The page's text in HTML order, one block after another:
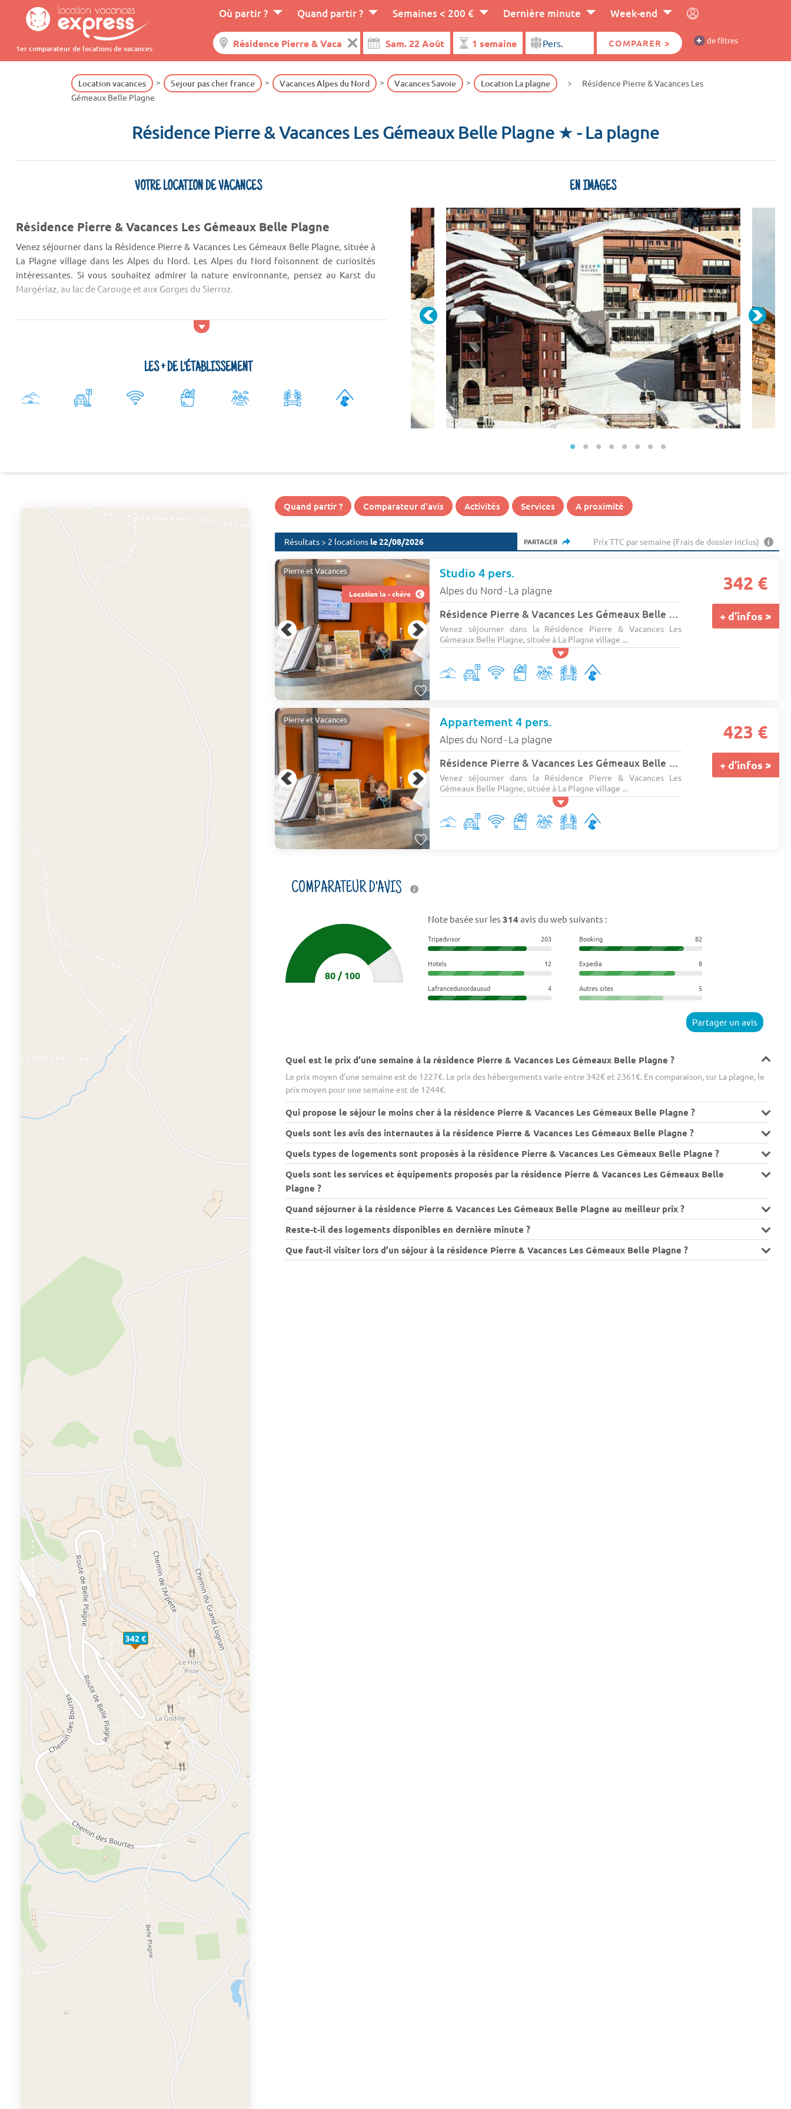
1er comparateur de locations de vacances
Où partir ? Quand partir ? Semaines < 200 € Dernière minute Week-end
COMPARER > + de filtres
Location vacances Sejour pas cher france Vacances Alpes du Nord Vacances Savoie Location La plagne
Résidence Pierre & Vacances Les
Gémeaux Belle Plagne
Résidence Pierre & Vacances Les Gémeaux Belle Plagne ★- La plagne
VOTRE LOCATION DE VACANCES
Résidence Pierre & Vacances Les Gémeaux Belle Plagne
Venez séjourner dans la Résidence Pierre & Vacances Les Gémeaux Belle Plagne, située à
La Plagne village dans les Alpes du Nord. Les Alpes du Nord foisonnent de curiosités
intéressantes. Si vous souhaitez admirer la nature environnante, pensez au Karst du
Margériaz, au lac de Carouge et aux Gorges du Sierroz.
Activités et services
LES + DE L'ÉTABLISSEMENT
EN IMAGES
342 €
Quand partir ? Comparateur d'avis Activités Services A proximité
Résultats > 2 locations le 22/08/2026 PARTAGER Prix TTC par semaine (Frais de dossier inclus)
Location la - chère
Pierre et Vacances Studio 4 pers.
Alpes du Nord - La plagne
Résidence Pierre & Vacances Les Gémeaux Belle Plagne ★★★
Venez séjourner dans la Résidence Pierre & Vacances Les
Gémeaux Belle Plagne, située à La Plagne village ...
342 €
+ d'infos >
Pierre et Vacances Appartement 4 pers.
Alpes du Nord - La plagne
Résidence Pierre & Vacances Les Gémeaux Belle Plagne ★★★
Venez séjourner dans la Résidence Pierre & Vacances Les
Gémeaux Belle Plagne, située à La Plagne village ...
423 €
+ d'infos >
COMPARATEUR D'AVIS
80 /100
Note basée sur les314 avis du web suivants :
Tripadvisor 203 Booking 82
Hotels 12 Expedia 8
Lafrancedunordausud 4 Autres sites 5
Partager un avis
Quel est le prix d’une semaine à la résidence Pierre & Vacances Les Gémeaux Belle Plagne ?
Le prix moyen d’une semaine est de 1227€. Le prix des hébergements varie entre 342€ et 2361€. En comparaison, sur La plagne, le
prix moyen pour une semaine est de 1244€.
Qui propose le séjour le moins cher à la résidence Pierre & Vacances Les Gémeaux Belle Plagne ?
Quels sont les avis des internautes à la résidence Pierre & Vacances Les Gémeaux Belle Plagne ?
Quels types de logements sont proposés à la résidence Pierre & Vacances Les Gémeaux Belle Plagne ?
Quels sont les services et équipements proposés par la résidence Pierre & Vacances Les Gémeaux Belle
Plagne ?
Quand séjourner à la résidence Pierre & Vacances Les Gémeaux Belle Plagne au meilleur prix ?
Reste-t-il des logements disponibles en dernière minute ?
Que faut-il visiter lors d’un séjour à la résidence Pierre & Vacances Les Gémeaux Belle Plagne ?